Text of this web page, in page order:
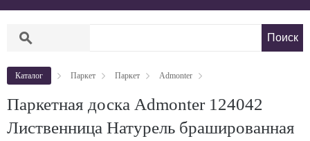
search
Каталог Паркет Паркет Admonter
Паркетная доска Admonter 124042
Лиственница Натурель брашированная